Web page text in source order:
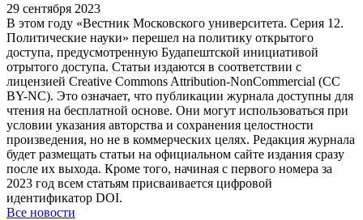
29 сентября 2023
В этом году «Вестник Московского университета. Серия 12.
Политические науки» перешел на политику открытого
доступа, предусмотренную Будапештской инициативой
отрытого доступа. Статьи издаются в соответствии с
лицензией Creative Commons Attribution-NonCommercial (CC
BY-NC). Это означает, что публикации журнала доступны для
чтения на бесплатной основе. Они могут использоваться при
условии указания авторства и сохранения целостности
произведения, но не в коммерческих целях. Редакция журнала
будет размещать статьи на официальном сайте издания сразу
после их выхода. Кроме того, начиная с первого номера за
2023 год всем статьям присваивается цифровой
идентификатор DOI.
Все новости